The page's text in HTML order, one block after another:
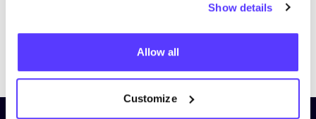
Show details
Allow all
Customize